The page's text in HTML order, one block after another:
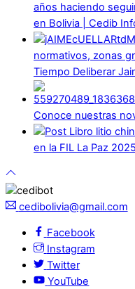
años haciendo
en Bolivia | Cedib
normativos, zonas
Tiempo Deliberar
Conoce nuestras
en la FIL La Paz 2025
cedibolivia@gmail.com
Facebook
Instagram
Twitter
YouTube